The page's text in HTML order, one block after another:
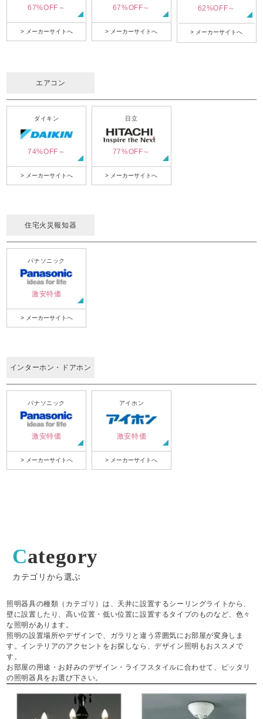
67%OFF～
> メーカーサイトへ
67%OFF～
> メーカーサイトへ
62%OFF～
> メーカーサイトへ
エアコン
ダイキン
74%OFF～
> メーカーサイトへ
日立
77%OFF～
> メーカーサイトへ
住宅火災報知器
パナソニック
激安特価
> メーカーサイトへ
インターホン・ドアホン
パナソニック
激安特価
> メーカーサイトへ
アイホン
激安特価
> メーカーサイトへ
Category
カテゴリから選ぶ
照明器具の種類（カテゴリ）は、天井に設置するシーリングライトから、
壁に設置したり、高い位置・低い位置に設置するタイプのものなど、色々
な照明があります。
照明の設置場所やデザインで、ガラリと違う雰囲気にお部屋が変身しま
す。インテリアのアクセントをお探しなら、デザイン照明もおススメで
す。
お部屋の用途・お好みのデザイン・ライフスタイルに合わせて、ピッタリ
の照明器具をお選び下さい。